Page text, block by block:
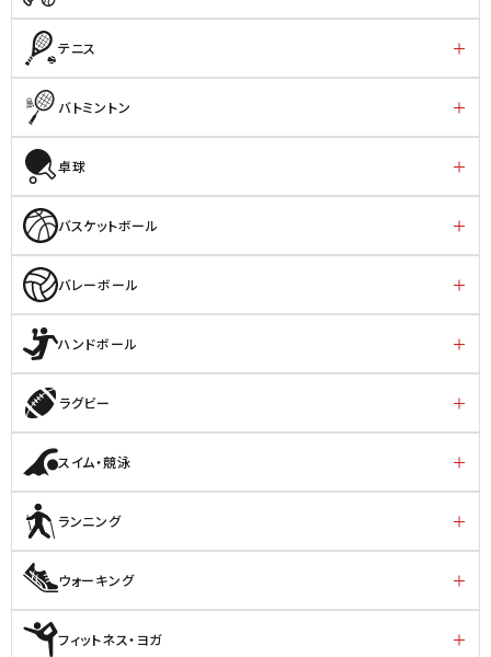
テニス
バトミントン
卓球
バスケットボール
バレーボール
ハンドボール
ラグビー
スイム・競泳
ランニング
ウォーキング
フィットネス・ヨガ